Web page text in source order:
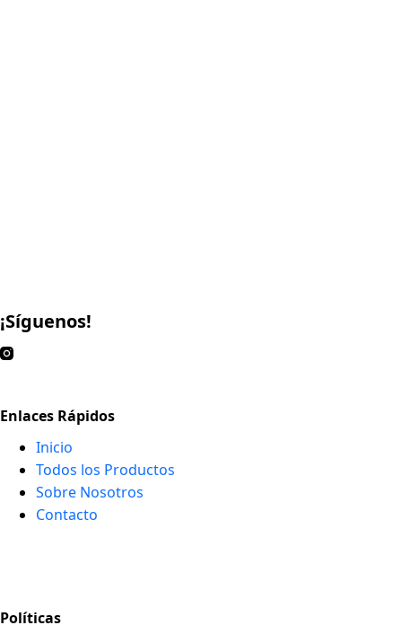
¡Síguenos!
Enlaces Rápidos
Inicio
Todos los Productos
Sobre Nosotros
Contacto
Políticas